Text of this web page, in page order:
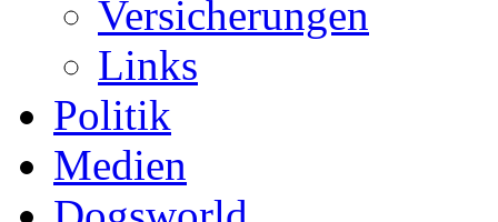
Versicherungen
Links
Politik
Medien